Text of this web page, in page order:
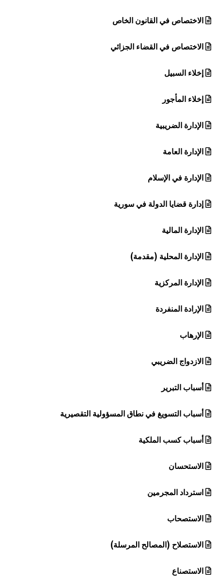
الاختصاص في القانون الخاص
الاختصاص في القضاء الجزائي
إخلاء السبيل
إخلاء المأجور
الإدارة الضريبية
الإدارة العامة
الإدارة في الإسلام
إدارة قضايا الدولة في سورية
الإدارة المالية
الإدارة المحلية (مقدمة)
الإدارة المركزية
الإرادة المنفردة
الإرهاب
الازدواج الضريبي
أسباب التبرير
أسباب التسويغ في نطاق المسؤولية التقصيرية
أسباب كسب الملكية
الاستحسان
استرداد المجرمين
الاستصحاب
الاستصلاح (المصالح المرسلة)
الاستصناع